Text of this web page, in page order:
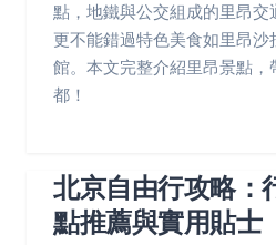
點，地鐵與公交組成的里昂交
更不能錯過特色美食如里昂
館。本文完整介紹里昂景點，
都！
北京自由行攻略：
點推薦與實用貼士